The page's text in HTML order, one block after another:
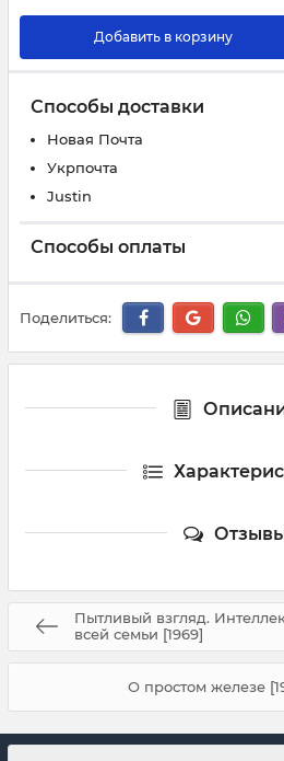
Добавить в корзину
Способы доставки
Новая Почта
Укрпочта
Justin
Способы оплаты
Поделиться:
Пытливый взгляд.
всей семьи [1969]
О простом железе